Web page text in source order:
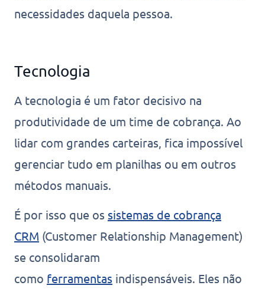
necessidades daquela pessoa.
Tecnologia
A tecnologia é um fator decisivo na
produtividade de um time de cobrança. Ao
lidar com grandes carteiras, fica impossível
gerenciar tudo em planilhas ou em outros
métodos manuais.
É por isso que os sistemas de cobrança
CRM (Customer Relationship Management)
se consolidaram
como ferramentas indispensáveis. Eles não